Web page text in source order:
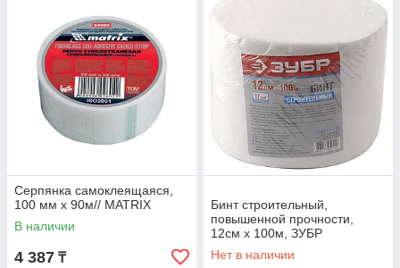
Серпянка самоклеящаяся,
100 мм х 90м// MATRIX
В наличии
4 387 ₸
Бинт строительный,
повышенной прочности,
12см х 100м, ЗУБР
Нет в наличии